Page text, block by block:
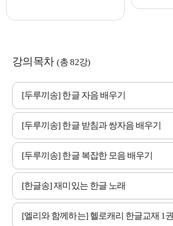
강의목차 (총 82강)
[두루끼송] 한글 자음 배우기
[두루끼송] 한글 받침과 쌍자음 배우기
[두루끼송] 한글 복잡한 모음 배우기
[한글송] 재미있는 한글 노래
[엘리와 함께하는] 헬로캐리 한글교재 1권